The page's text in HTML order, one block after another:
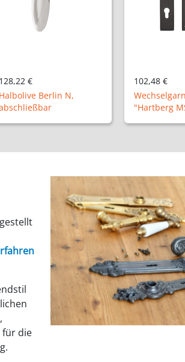
102,48 €
Wechselgarnitur
MS"
103,80 €
Ladenband
"XL11-11"
,
die